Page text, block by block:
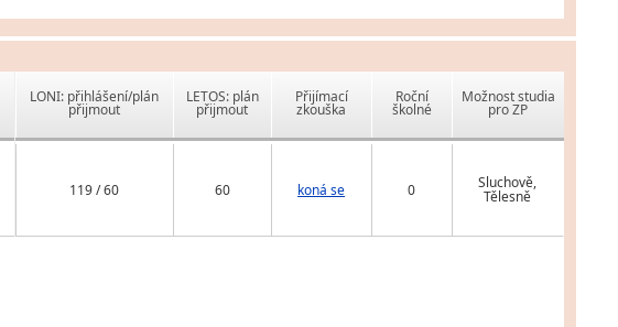
LONI: přihlášení/plán
přijmout
LETOS: plán
přijmout
Přijímací
zkouška
Roční
školné
Možnost studia
pro ZP
119 / 60 60 koná se 0 Sluchově,
Tělesně